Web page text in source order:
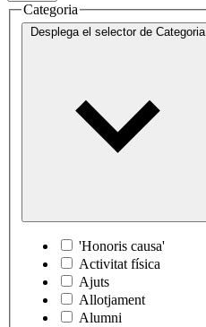
Categoria
Desplega el selector de Categoria
'Honoris causa'
Activitat física
Ajuts
Allotjament
Alumni